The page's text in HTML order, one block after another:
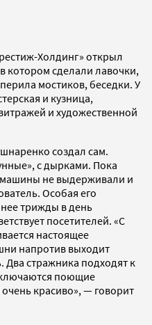
Холдинг» открыл
котором сделали лавочки,
мостиков, беседки. У
и кузница,
и художественной
создал сам.
с дырками. Пока
машины не выдерживали и
Особая его
трижды в день
посетителей. «С
настоящее
напротив выходит
Два стражника подходят к
поющие
красиво», — говорит